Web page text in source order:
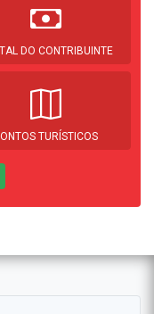
DO CONTRIBUINTE
TURÍSTICOS